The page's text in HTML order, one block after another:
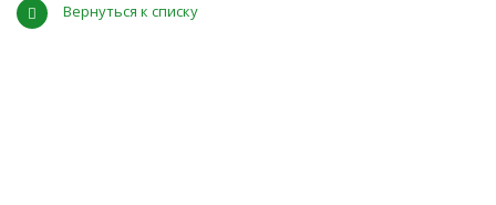
Вернуться к списку